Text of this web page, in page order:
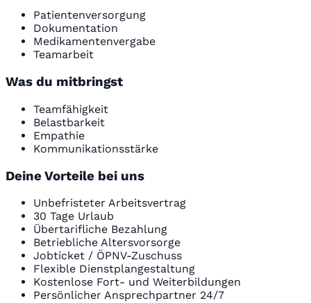
Patientenversorgung
Dokumentation
Medikamentenvergabe
Teamarbeit
Was du mitbringst
Teamfähigkeit
Belastbarkeit
Empathie
Kommunikationsstärke
Deine Vorteile bei uns
Unbefristeter Arbeitsvertrag
30 Tage Urlaub
Übertarifliche Bezahlung
Betriebliche Altersvorsorge
Jobticket / ÖPNV-Zuschuss
Flexible Dienstplangestaltung
Kostenlose Fort- und Weiterbildungen
Persönlicher Ansprechpartner 24/7